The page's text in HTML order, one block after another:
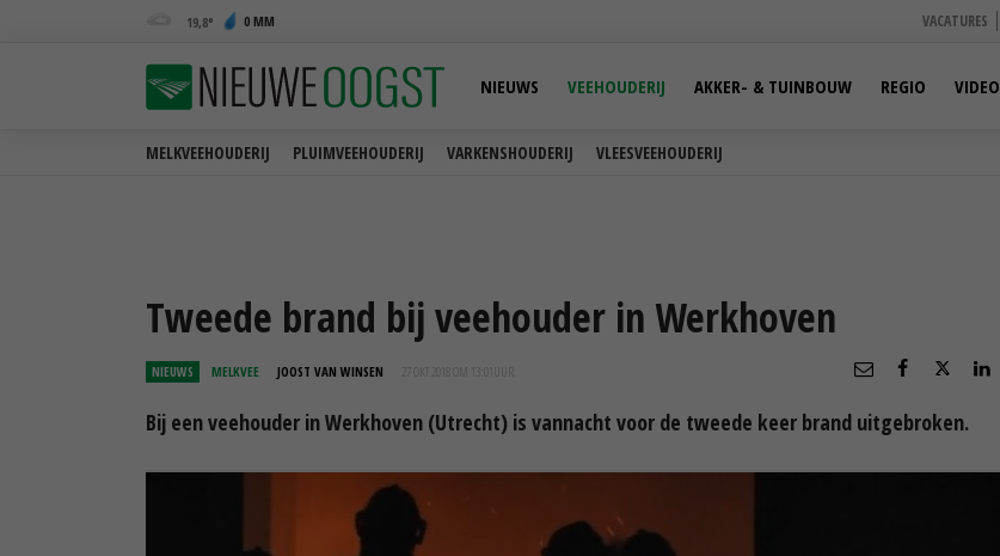
19,8 0 MM VACATURES
MELKVEEHOUDERIJ PLUIMVEEHOUDERIJ VARKENSHOUDERIJ VLEESVEEHOUDERIJ
NIEUWS VEEHOUDERIJ AKKER- & TUINBOUW REGIO VIDEO
Tweede brand bij veehouder in Werkhoven
NIEUWS MELKVEE JOOST VAN WINSEN 27 OKT 2018 OM 13:01
Bij een veehouder in Werkhoven (Utrecht) is vannacht voor de tweede keer brand uitgebroken.